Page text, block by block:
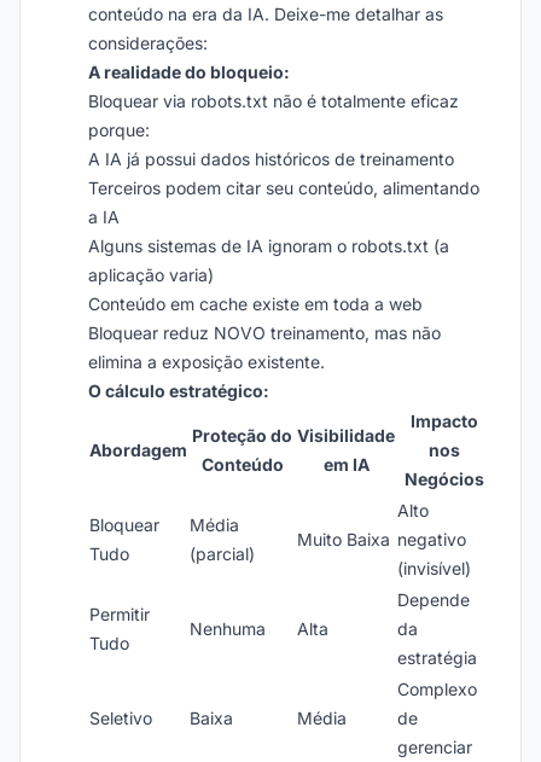
conteúdo na era da IA. Deixe-me detalhar as
considerações:
A realidade do bloqueio:
Bloquear via robots.txt não é totalmente eficaz
porque:
A IA já possui dados históricos de treinamento
Terceiros podem citar seu conteúdo, alimentando
a IA
Alguns sistemas de IA ignoram o robots.txt (a
aplicação varia)
Conteúdo em cache existe em toda a web
Bloquear reduz NOVO treinamento, mas não
elimina a exposição existente.
O cálculo estratégico:
Abordagem
Proteção do
Conteúdo
Visibilidade
em IA
Impacto
nos
Negócios
Bloquear
Tudo
Média
(parcial)
Muito Baixa
Alto
negativo
(invisível)
Permitir
Tudo
Nenhuma Alta
Depende
da
estratégia
Seletivo Baixa Média
Complexo
de
gerenciar